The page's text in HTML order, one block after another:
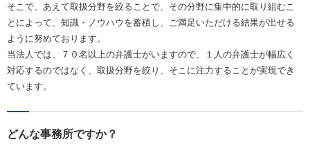
そこで、あえて取扱分野を絞ることで、その分野に集中的に取り組むこ
とによって、知識・ノウハウを蓄積し、ご満足いただける結果が出せる
ように努めております。
当法人では、７０名以上の弁護士がいますので、１人の弁護士が幅広く
対応するのではなく、取扱分野を絞り、そこに注力することが実現でき
ています。
どんな事務所ですか？